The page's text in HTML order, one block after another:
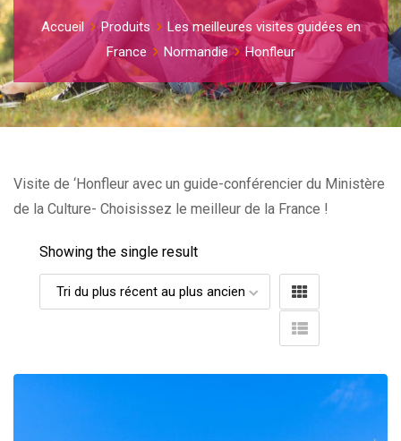
Accueil Produits
Les meilleures visites guidées en
France
Normandie Honfleur
Visite de ‘Honfleur avec un guide-conférencier du Ministère
de la Culture- Choisissez le meilleur de la France !
Showing the single result